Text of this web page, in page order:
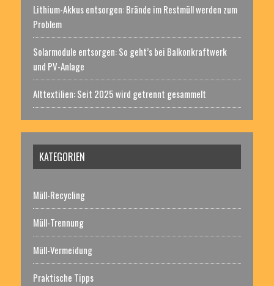
Lithium-Akkus entsorgen: Brände im Restmüll werden zum
Problem
Solarmodule entsorgen: So geht’s bei Balkonkraftwerk
und PV-Anlage
Alttextilien: Seit 2025 wird getrennt gesammelt
KATEGORIEN
Müll-Recycling
Müll-Trennung
Müll-Vermeidung
Praktische Tipps